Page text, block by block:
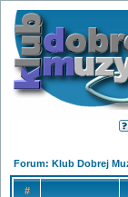
Forum: Klub Dobrej
#